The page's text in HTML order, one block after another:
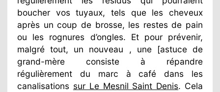
boucher vos tuyaux, tels que les cheveux
après un coup de brosse, les restes de pain
ou les rognures d’ongles. Et pour prévenir,
malgré tout, un nouveau , une [astuce de
grand-mère consiste à répandre
régulièrement du marc à café dans les
canalisations sur Le Mesnil Saint Denis. Cela